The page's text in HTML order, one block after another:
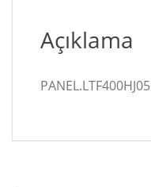
Açıklama
PANEL.LTF400HJ05